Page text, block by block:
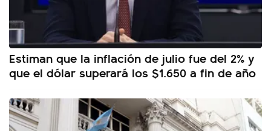
Estiman que la inflación de julio fue del 2% y
que el dólar superará los $1.650 a fin de año